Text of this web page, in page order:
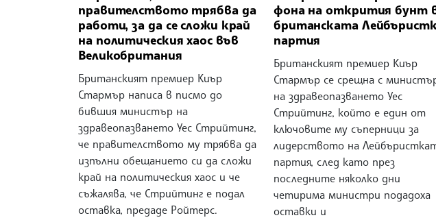
правителството трябва да
работи, за да се сложи край
на политическия хаос във
Великобритания
Британският премиер Киър
Стармър написа в писмо до
бившия министър на
здравеопазването Уес Стрийтинг,
че правителството му трябва да
изпълни обещанието си да сложи
край на политическия хаос и че
съжалява, че Стрийтинг е подал
оставка, предаде Ройтерс.
фона на открития бунт
британската
партия
Британският премиер Киър
Стармър се срещна с
на здравеопазването Уес
Стрийтинг, който е един от
ключовите му съперници за
лидерството на
партия, след като през
последните няколко дни
четирима министри подадоха
оставки и